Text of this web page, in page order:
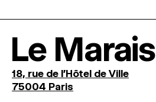
Le Marais
18, rue de l'Hôtel de Ville
75004 Paris